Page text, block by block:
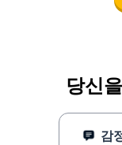
당신
감